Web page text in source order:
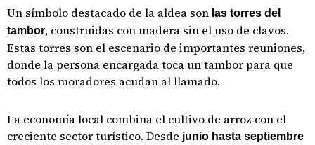
Un símbolo destacado de la aldea son las torres del
tambor, construidas con madera sin el uso de clavos.
Estas torres son el escenario de importantes reuniones,
donde la persona encargada toca un tambor para que
todos los moradores acudan al llamado.
La economía local combina el cultivo de arroz con el
creciente sector turístico. Desde junio hasta septiembre